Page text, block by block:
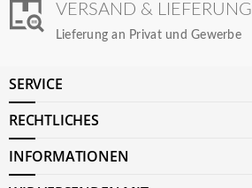
VERSAND & LIEFERUNG
Lieferung an Privat und Gewerbe
SERVICE
RECHTLICHES
INFORMATIONEN